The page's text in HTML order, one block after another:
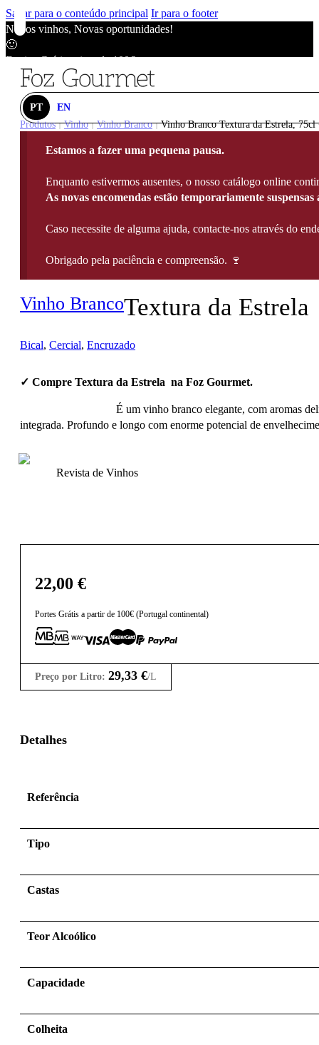
Saltar para o conteúdo principal Ir para o footer
Novos vinhos, Novas oportunidades!
🙂
Envios Grátis acima de 100€
Novos vinhos, Novas oportunidades!
Envios Grátis acima de 100€
Novos vinhos, Novas oportunidades!
Envios Grátis acima de 100€
PT
EN
Produtos | Vinho | Vinho Branco | Vinho Branco Textura da Estrela, 75cl
Estamos a fazer uma pequena pausa.
Enquanto estivermos ausentes, o nosso catálogo online
As novas encomendas estão temporariamente suspensas
Caso necessite de alguma ajuda, contacte-nos através do
Obrigado pela paciência e compreensão. 🍷
Vinho BrancoTextura da Estrela
Bical, Cercial, Encruzado
✓ Compre Textura da Estrela na Foz Gourmet.
É um vinho branco elegante, com aromas
integrada. Profundo e longo com enorme potencial de
Revista de Vinhos
22,00 €
Portes Grátis a partir de 100€ (Portugal continental)
Preço por Litro: 29,33 €/L
Detalhes
Referência
Tipo
Castas
Teor Alcoólico
Capacidade
Colheita